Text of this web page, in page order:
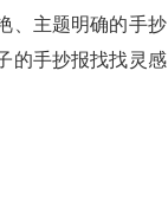
、主题明确的手抄
的手抄报找找灵感